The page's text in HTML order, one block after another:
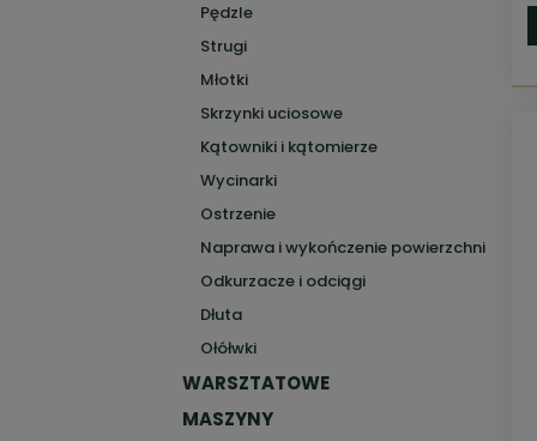
Pędzle
Strugi
Młotki
Skrzynki uciosowe
Kątowniki i kątomierze
Wycinarki
Ostrzenie
Naprawa i wykończenie powierzchni
Odkurzacze i odciągi
Dłuta
Ołółwki
WARSZTATOWE
MASZYNY